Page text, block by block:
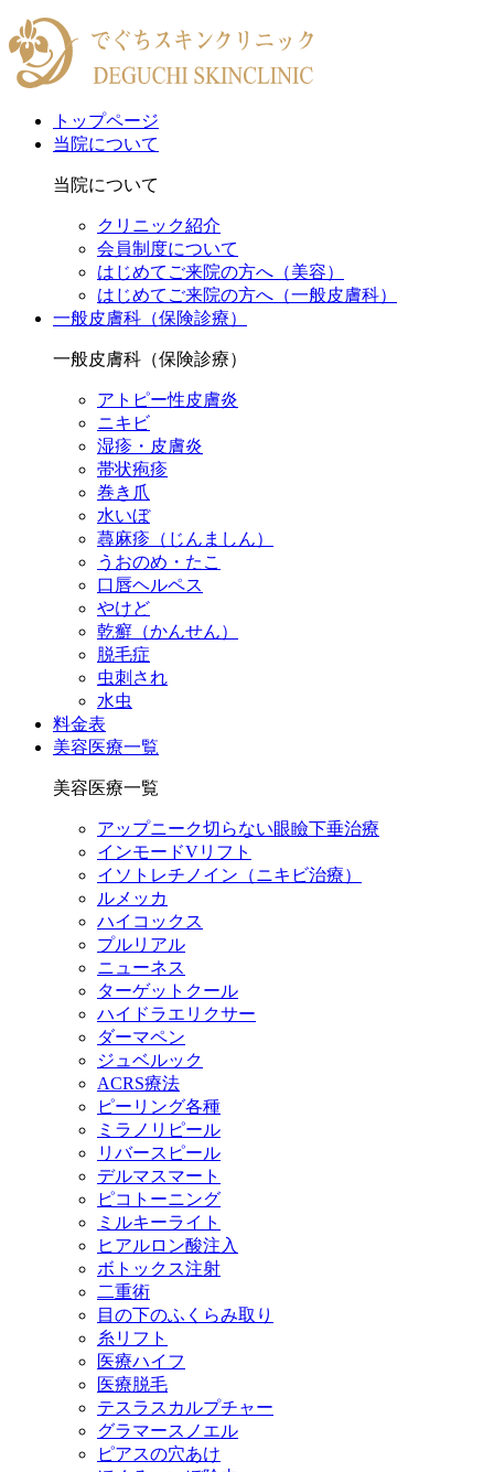
トップページ
当院について
当院について
クリニック紹介
会員制度について
はじめてご来院の方へ（美容）
はじめてご来院の方へ（一般皮膚科）
一般皮膚科（保険診療）
一般皮膚科（保険診療）
アトピー性皮膚炎
ニキビ
湿疹・皮膚炎
帯状疱疹
巻き爪
水いぼ
蕁麻疹（じんましん）
うおのめ・たこ
口唇ヘルペス
やけど
乾癬（かんせん）
脱毛症
虫刺され
水虫
料金表
美容医療一覧
美容医療一覧
アップニーク切らない眼瞼下垂治療
インモードVリフト
イソトレチノイン（ニキビ治療）
ルメッカ
ハイコックス
プルリアル
ニューネス
ターゲットクール
ハイドラエリクサー
ダーマペン
ジュベルック
ACRS療法
ピーリング各種
ミラノリピール
リバースピール
デルマスマート
ピコトーニング
ミルキーライト
ヒアルロン酸注入
ボトックス注射
二重術
目の下のふくらみ取り
糸リフト
医療ハイフ
医療脱毛
テスラスカルプチャー
グラマースノエル
ピアスの穴あけ